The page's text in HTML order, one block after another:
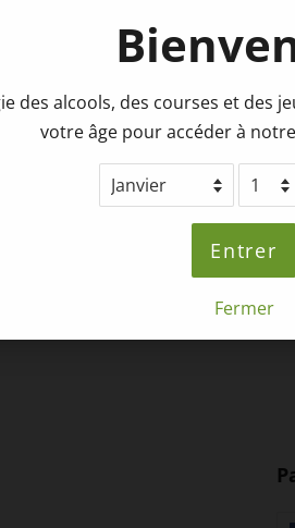
des alcools, des courses et des
votre âge pour accéder à
Entrer
Fermer